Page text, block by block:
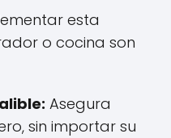
esta
o cocina son
Asegura
sin importar su